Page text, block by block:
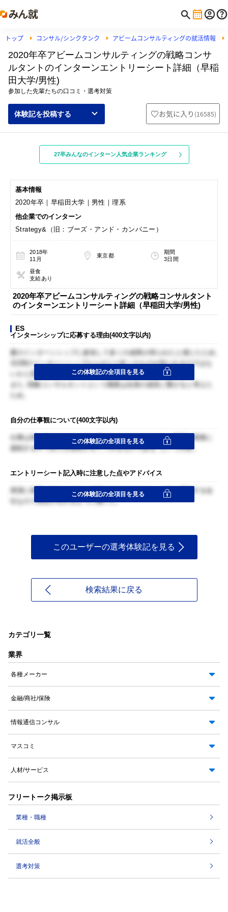
トップ コンサル/シンクタンク アビームコンサルティングの就活情報
2020年卒アビームコンサルティングの戦略コンサ
ルタントのインターンエントリーシート詳細（早稲
田大学/男性)
参加した先輩たちの口コミ・選考対策
体験記を投稿する お気に入り (16585)
27卒みんなのインターン人気企業ランキング
基本情報
2020年卒｜早稲田大学｜男性｜理系
他企業でのインターン
Strategy&（旧：ブーズ・アンド・カンパニー）
2018年
11月
東京都
期間
3日間
昼食
支給あり
2020年卒アビームコンサルティングの戦略コンサルタント
のインターンエントリーシート詳細（早稲田大学/男性)
ES
インターンシップに応募する理由(400文字以内)
夏のインターンシップに参加して多くの成果が得られたと感じたため,
3日間のインターンシップならばより多くのものが得られるのではな
いかと思ったため。
また, 戦略コンサルタントという職業は自身の成長に繋がると考えた
ため。
この体験記の全項目を見る
自分の仕事観について(400文字以内)
仕事は単に生きるために金を稼ぐためのものではなく, 困難な業務に
挑戦する中で自らを成長させてくれるものである, という内容。
この体験記の全項目を見る
エントリーシート記入時に注意した点やアドバイス
簡潔に相手に伝わりやすい内容を心がけながらも, 人格を重視する会
社なので熱意が伝わるように書いた。
この体験記の全項目を見る
このユーザーの選考体験記を見る
検索結果に戻る
カテゴリ一覧
業界
各種メーカー
金融/商社/保険
情報通信コンサル
マスコミ
人材/サービス
フリートーク掲示板
業種・職種
就活全般
選考対策